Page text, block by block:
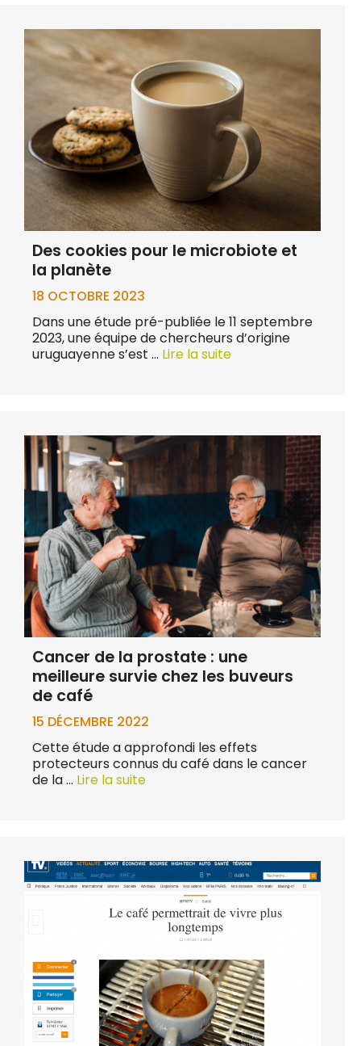
Des cookies pour le microbiote et
la planète
18 OCTOBRE 2023
Dans une étude pré-publiée le 11 septembre
2023, une équipe de chercheurs d’origine
uruguayenne s’est … Lire la suite
Cancer de la prostate : une
meilleure survie chez les buveurs
de café
15 DÉCEMBRE 2022
Cette étude a approfondi les effets
protecteurs connus du café dans le cancer
de la … Lire la suite